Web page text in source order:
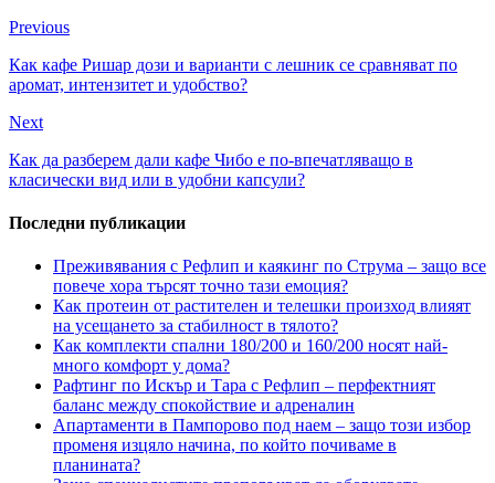
Previous
Как кафе Ришар дози и варианти с лешник се сравняват по
аромат, интензитет и удобство?
Next
Как да разберем дали кафе Чибо е по-впечатляващо в
класически вид или в удобни капсули?
Последни публикации
Преживявания с Рефлип и каякинг по Струма – защо все
повече хора търсят точно тази емоция?
Как протеин от растителен и телешки произход влияят
на усещането за стабилност в тялото?
Как комплекти спални 180/200 и 160/200 носят най-
много комфорт у дома?
Рафтинг по Искър и Тара с Рефлип – перфектният
баланс между спокойствие и адреналин
Апартаменти в Пампорово под наем – защо този избор
променя изцяло начина, по който почиваме в
планината?